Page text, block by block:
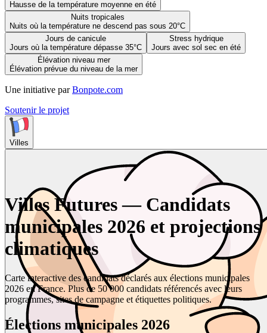
Hausse de la température moyenne en été
Nuits tropicales
Nuits où la température ne descend pas sous 20°C
Jours de canicule
Jours où la température dépasse 35°C
Stress hydrique
Jours avec sol sec en été
Élévation niveau mer
Élévation prévue du niveau de la mer
Une initiative par Bonpote.com
Soutenir le projet
Villes
Villes Futures — Candidats
municipales 2026 et projections
climatiques
Carte interactive des candidats déclarés aux élections municipales
2026 en France. Plus de 50 000 candidats référencés avec leurs
programmes, sites de campagne et étiquettes politiques.
Élections municipales 2026